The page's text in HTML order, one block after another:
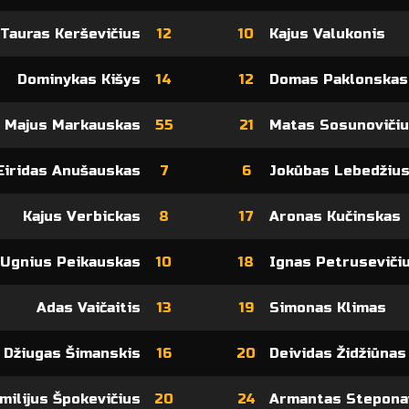
Tauras Kerševičius 12 10 Kajus Valukonis
Dominykas Kišys 14 12 Domas Paklonskas
Majus Markauskas 55 21 Matas
Anušauskas 7 6 Jokūbas Lebedžius
Kajus Verbickas 8 17 Aronas Kučinskas
Ugnius Peikauskas 10 18 Ignas
Adas Vaičaitis 13 19 Simonas Klimas
Džiugas Šimanskis 16 20 Deividas Židžiūnas
Špokevičius 20 24 Armantas